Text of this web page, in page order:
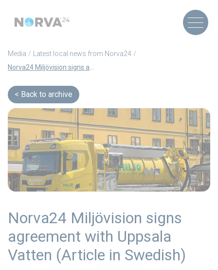
Media
Latest local news from Norva24
Back to archive
Norva24 Miljövision signs
agreement with Uppsala
Vatten (Article in Swedish)